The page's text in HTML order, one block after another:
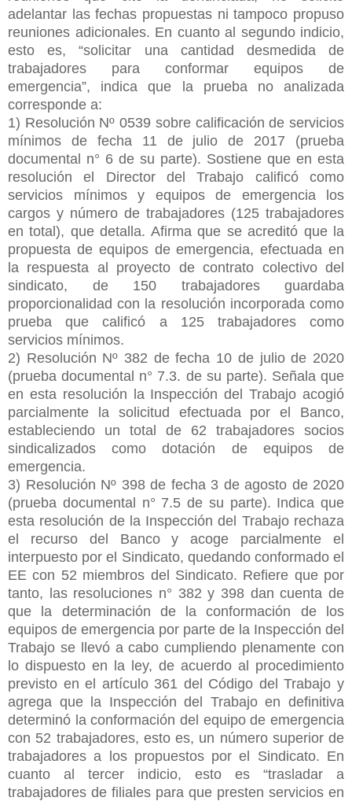
adelantar las fechas propuestas ni tampoco propuso
reuniones adicionales. En cuanto al segundo indicio,
esto es, “solicitar una cantidad desmedida de
trabajadores para conformar equipos de
emergencia”, indica que la prueba no analizada
corresponde a:
1) Resolución Nº 0539 sobre calificación de servicios
mínimos de fecha 11 de julio de 2017 (prueba
documental n° 6 de su parte). Sostiene que en esta
resolución el Director del Trabajo calificó como
servicios mínimos y equipos de emergencia los
cargos y número de trabajadores (125 trabajadores
en total), que detalla. Afirma que se acreditó que la
propuesta de equipos de emergencia, efectuada en
la respuesta al proyecto de contrato colectivo del
sindicato, de 150 trabajadores guardaba
proporcionalidad con la resolución incorporada como
prueba que calificó a 125 trabajadores como
servicios mínimos.
2) Resolución Nº 382 de fecha 10 de julio de 2020
(prueba documental n° 7.3. de su parte). Señala que
en esta resolución la Inspección del Trabajo acogió
parcialmente la solicitud efectuada por el Banco,
estableciendo un total de 62 trabajadores socios
sindicalizados como dotación de equipos de
emergencia.
3) Resolución Nº 398 de fecha 3 de agosto de 2020
(prueba documental n° 7.5 de su parte). Indica que
esta resolución de la Inspección del Trabajo rechaza
el recurso del Banco y acoge parcialmente el
interpuesto por el Sindicato, quedando conformado el
EE con 52 miembros del Sindicato. Refiere que por
tanto, las resoluciones n° 382 y 398 dan cuenta de
que la determinación de la conformación de los
equipos de emergencia por parte de la Inspección del
Trabajo se llevó a cabo cumpliendo plenamente con
lo dispuesto en la ley, de acuerdo al procedimiento
previsto en el artículo 361 del Código del Trabajo y
agrega que la Inspección del Trabajo en definitiva
determinó la conformación del equipo de emergencia
con 52 trabajadores, esto es, un número superior de
trabajadores a los propuestos por el Sindicato. En
cuanto al tercer indicio, esto es “trasladar a
trabajadores de filiales para que presten servicios en